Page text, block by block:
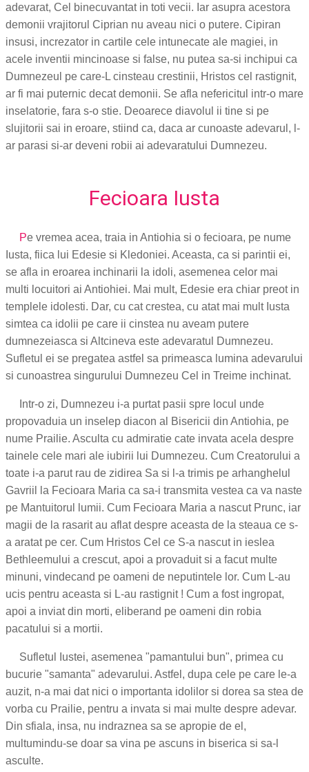
adevarat, Cel binecuvantat in toti vecii. Iar asupra acestora
demonii vrajitorul Ciprian nu aveau nici o putere. Cipiran
insusi, increzator in cartile cele intunecate ale magiei, in
acele inventii mincinoase si false, nu putea sa-si inchipui ca
Dumnezeul pe care-L cinsteau crestinii, Hristos cel rastignit,
ar fi mai puternic decat demonii. Se afla nefericitul intr-o mare
inselatorie, fara s-o stie. Deoarece diavolul ii tine si pe
slujitorii sai in eroare, stiind ca, daca ar cunoaste adevarul, l-
ar parasi si-ar deveni robii ai adevaratului Dumnezeu.
Fecioara Iusta
Pe vremea acea, traia in Antiohia si o fecioara, pe nume
Iusta, fiica lui Edesie si Kledoniei. Aceasta, ca si parintii ei,
se afla in eroarea inchinarii la idoli, asemenea celor mai
multi locuitori ai Antiohiei. Mai mult, Edesie era chiar preot in
templele idolesti. Dar, cu cat crestea, cu atat mai mult Iusta
simtea ca idolii pe care ii cinstea nu aveam putere
dumnezeiasca si Altcineva este adevaratul Dumnezeu.
Sufletul ei se pregatea astfel sa primeasca lumina adevarului
si cunoastrea singurului Dumnezeu Cel in Treime inchinat.
Intr-o zi, Dumnezeu i-a purtat pasii spre locul unde
propovaduia un inselep diacon al Bisericii din Antiohia, pe
nume Prailie. Asculta cu admiratie cate invata acela despre
tainele cele mari ale iubirii lui Dumnezeu. Cum Creatorului a
toate i-a parut rau de zidirea Sa si l-a trimis pe arhanghelul
Gavriil la Fecioara Maria ca sa-i transmita vestea ca va naste
pe Mantuitorul lumii. Cum Fecioara Maria a nascut Prunc, iar
magii de la rasarit au aflat despre aceasta de la steaua ce s-
a aratat pe cer. Cum Hristos Cel ce S-a nascut in ieslea
Bethleemului a crescut, apoi a provaduit si a facut multe
minuni, vindecand pe oameni de neputintele lor. Cum L-au
ucis pentru aceasta si L-au rastignit ! Cum a fost ingropat,
apoi a inviat din morti, eliberand pe oameni din robia
pacatului si a mortii.
Sufletul Iustei, asemenea "pamantului bun", primea cu
bucurie "samanta" adevarului. Astfel, dupa cele pe care le-a
auzit, n-a mai dat nici o importanta idolilor si dorea sa stea de
vorba cu Prailie, pentru a invata si mai multe despre adevar.
Din sfiala, insa, nu indraznea sa se apropie de el,
multumindu-se doar sa vina pe ascuns in biserica si sa-l
asculte.